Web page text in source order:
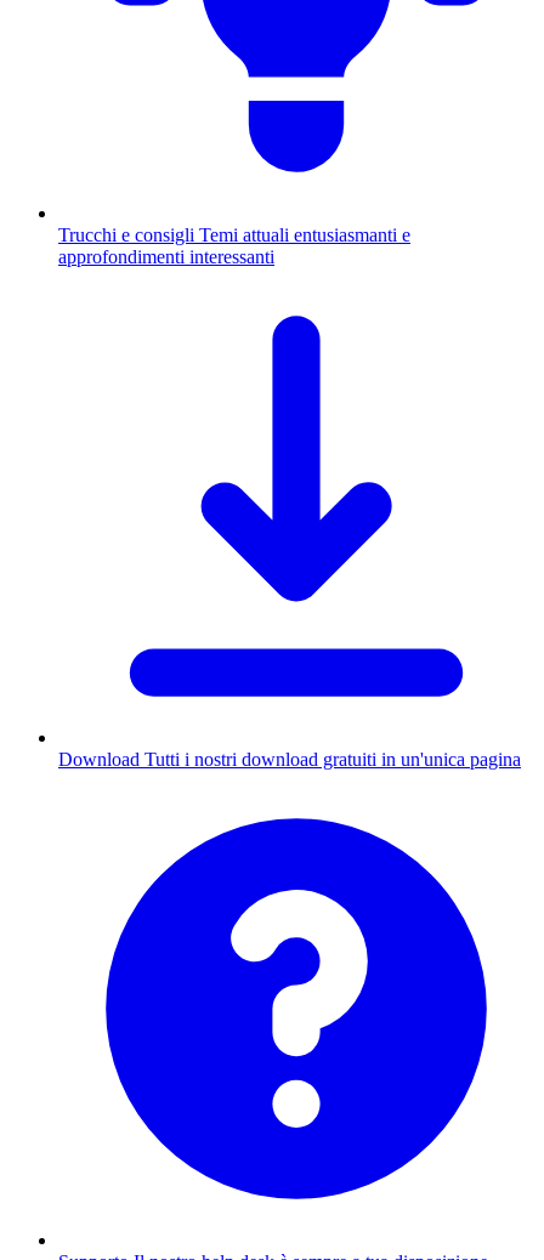
Trucchi e consigli Temi attuali entusiasmanti e
approfondimenti interessanti
Download Tutti i nostri download gratuiti in un'unica pagina